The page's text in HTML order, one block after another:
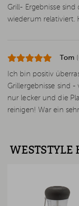
Grill- Ergebnisse
wiederum relativiert.
Tom
Ich bin positiv
Grillergebnisse sind
nur lecker und die
reinigen! War ein